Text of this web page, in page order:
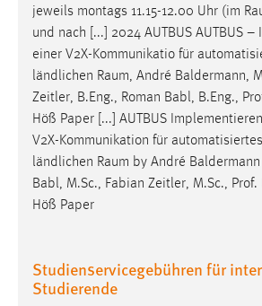
jeweils montags 11.15-12.00 Uhr (im
und nach [...] 2024 AUTBUS AUTBUS
einer V2X-Kommunikatio für
ländlichen Raum, André Baldermann,
Zeitler, B.Eng., Roman Babl, B.Eng.,
Höß Paper [...] AUTBUS
V2X-Kommunikation für
ländlichen Raum by André Baldermann
Babl, M.Sc., Fabian Zeitler, M.Sc.,
Höß Paper
Studienservicegebühren für
Studierende